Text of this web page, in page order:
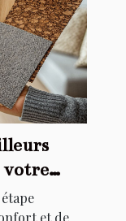
votre
et de